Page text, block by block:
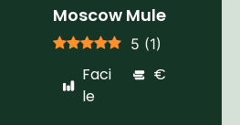
Moscow Mule
5 (1)
Faci
le
€